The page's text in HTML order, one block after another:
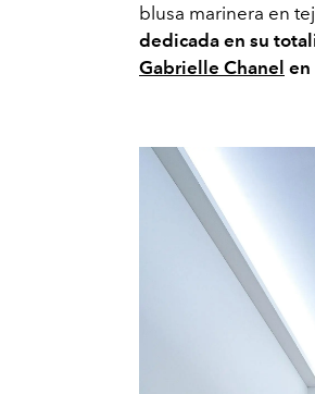
blusa marinera en
dedicada en su
Gabrielle Chanel en